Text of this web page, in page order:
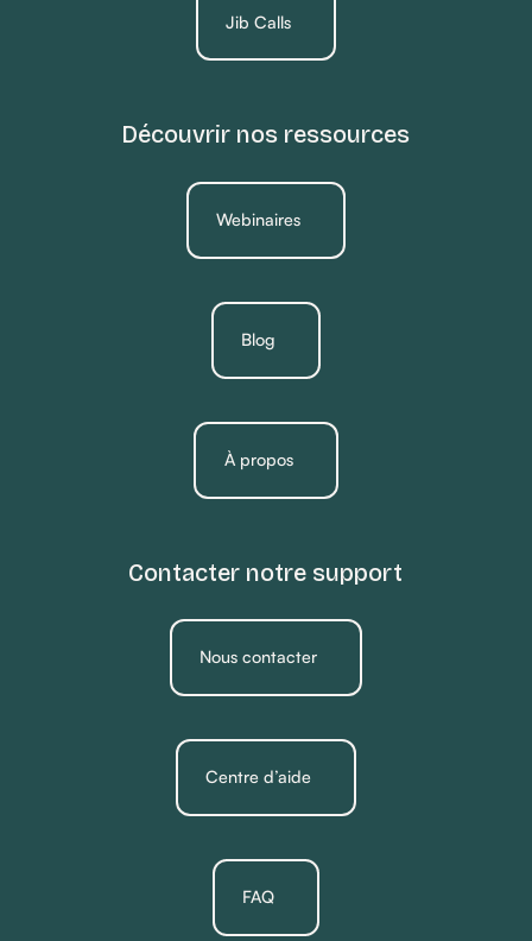
Jib Calls
Découvrir nos ressources
Webinaires
Blog
À propos
Contacter notre support
Nous contacter
Centre d’aide
FAQ